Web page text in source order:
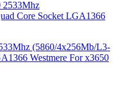
(5860/4x256Mb/L3-
Westmere For x3650